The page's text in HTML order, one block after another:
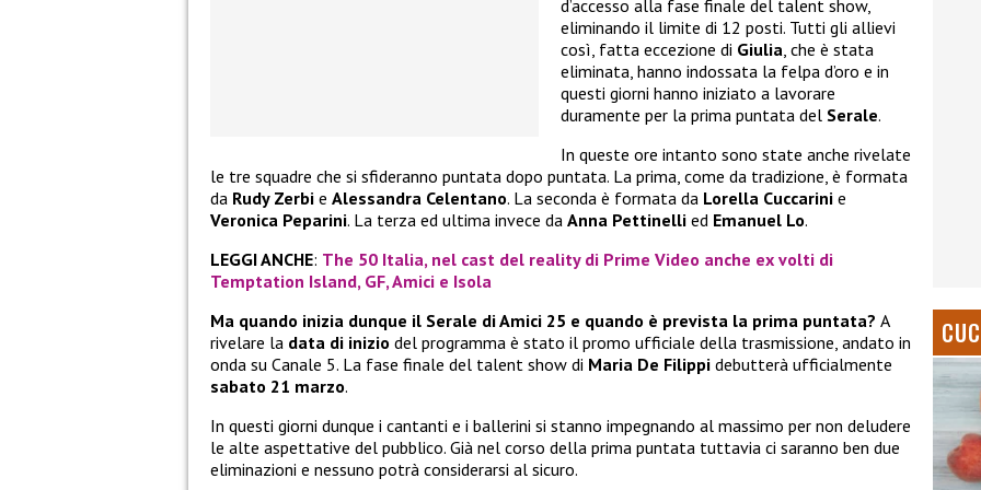
d’accesso alla fase finale del talent show,
eliminando il limite di 12 posti. Tutti gli allievi
così, fatta eccezione di Giulia, che è stata
eliminata, hanno indossata la felpa d’oro e in
questi giorni hanno iniziato a lavorare
duramente per la prima puntata del Serale.
In queste ore intanto sono state anche rivelate
le tre squadre che si sfideranno puntata dopo puntata. La prima, come da tradizione, è formata
da Rudy Zerbi e Alessandra Celentano. La seconda è formata da Lorella Cuccarini e
Veronica Peparini. La terza ed ultima invece da Anna Pettinelli ed Emanuel Lo.
LEGGI ANCHE: The 50 Italia, nel cast del reality di Prime Video anche ex volti di
Temptation Island, GF, Amici e Isola
Ma quando inizia dunque il Serale di Amici 25 e quando è prevista la prima puntata? A
rivelare la data di inizio del programma è stato il promo ufficiale della trasmissione, andato in
onda su Canale 5. La fase finale del talent show di Maria De Filippi debutterà ufficialmente
sabato 21 marzo.
In questi giorni dunque i cantanti e i ballerini si stanno impegnando al massimo per non deludere
le alte aspettative del pubblico. Già nel corso della prima puntata tuttavia ci saranno ben due
eliminazioni e nessuno potrà considerarsi al sicuro.